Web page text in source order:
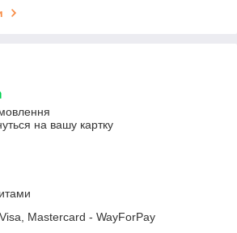
на вашу картку
Mastercard - WayForPay